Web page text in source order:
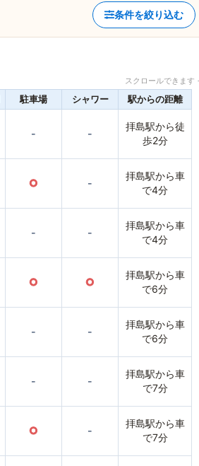
条件を絞り込む
スクロールできま
駐車場 シャワー 駅からの距離
- -
拝島駅から徒
歩2分
○ -
拝島駅から車
で4分
- -
拝島駅から車
で4分
○ ○
拝島駅から車
で6分
- -
拝島駅から車
で6分
- -
拝島駅から車
で7分
○ -
拝島駅から車
で7分